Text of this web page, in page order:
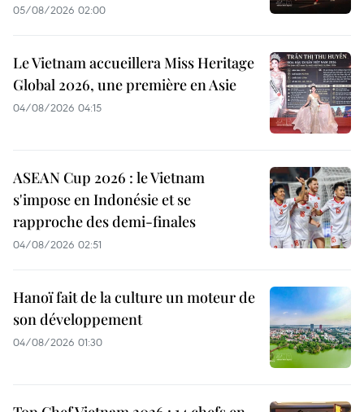
05/08/2026 02:00
Le Vietnam accueillera Miss Heritage
Global 2026, une première en Asie
04/08/2026 04:15
ASEAN Cup 2026 : le Vietnam
s'impose en Indonésie et se
rapproche des demi-finales
04/08/2026 02:51
Hanoï fait de la culture un moteur de
son développement
04/08/2026 01:30